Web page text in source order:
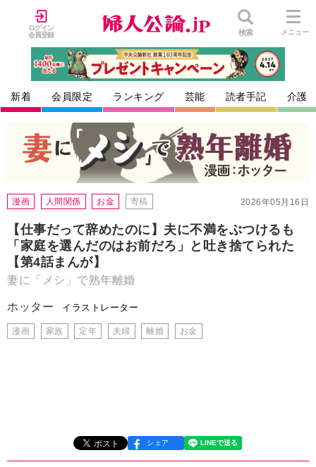
ログイン
会員登録
検索 メニュー
新着 会員限定 ランキング 芸能 読者手記 介護
2026年05月16日
漫画 人間関係 お金 寄稿
【仕事だって辞めたのに】夫に不満をぶつけるも
「家庭を選んだのはお前だろ」と吐き捨てられた
【第4話まんが】
妻に「メシ」で熟年離婚
ホッター イラストレーター
漫画 家族 定年 夫婦 離婚 お金
シェア